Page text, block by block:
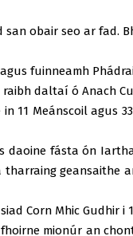
obair seo ar fad.
fuinneamh
daltaí ó Anach
11 Meánscoil
fásta ón
geansaithe
Corn Mhic Gudhir i
mionúr an